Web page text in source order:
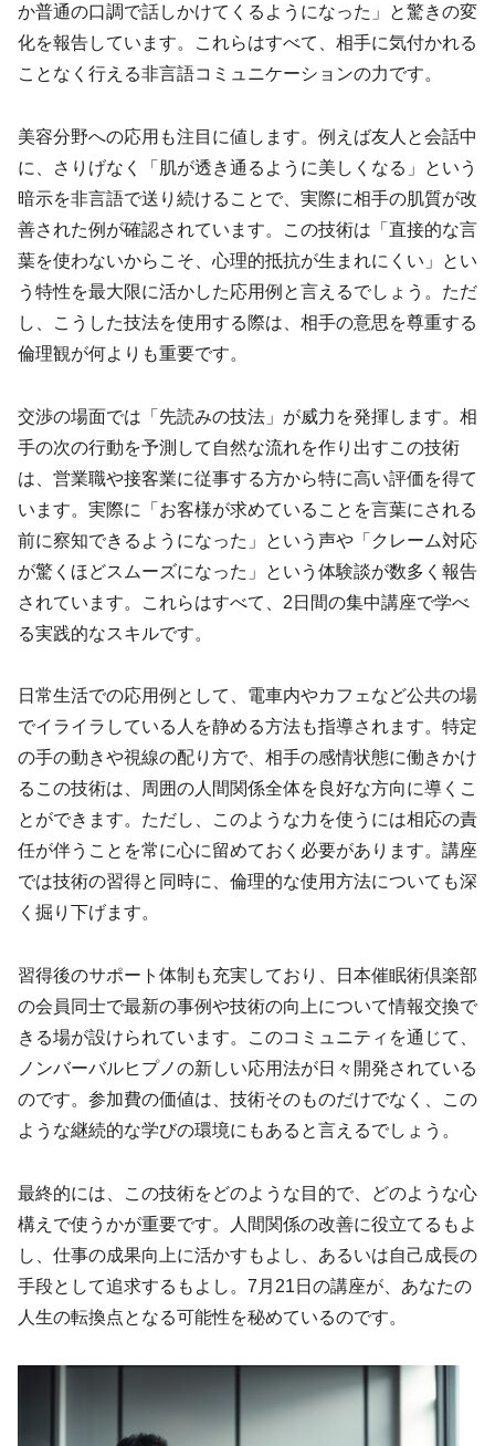
か普通の口調で話しかけてくるようになった」と驚きの変
化を報告しています。これらはすべて、相手に気付かれる
ことなく行える非言語コミュニケーションの力です。
美容分野への応用も注目に値します。例えば友人と会話中
に、さりげなく「肌が透き通るように美しくなる」という
暗示を非言語で送り続けることで、実際に相手の肌質が改
善された例が確認されています。この技術は「直接的な言
葉を使わないからこそ、心理的抵抗が生まれにくい」とい
う特性を最大限に活かした応用例と言えるでしょう。ただ
し、こうした技法を使用する際は、相手の意思を尊重する
倫理観が何よりも重要です。
交渉の場面では「先読みの技法」が威力を発揮します。相
手の次の行動を予測して自然な流れを作り出すこの技術
は、営業職や接客業に従事する方から特に高い評価を得て
います。実際に「お客様が求めていることを言葉にされる
前に察知できるようになった」という声や「クレーム対応
が驚くほどスムーズになった」という体験談が数多く報告
されています。これらはすべて、2日間の集中講座で学べ
る実践的なスキルです。
日常生活での応用例として、電車内やカフェなど公共の場
でイライラしている人を静める方法も指導されます。特定
の手の動きや視線の配り方で、相手の感情状態に働きかけ
るこの技術は、周囲の人間関係全体を良好な方向に導くこ
とができます。ただし、このような力を使うには相応の責
任が伴うことを常に心に留めておく必要があります。講座
では技術の習得と同時に、倫理的な使用方法についても深
く掘り下げます。
習得後のサポート体制も充実しており、日本催眠術倶楽部
の会員同士で最新の事例や技術の向上について情報交換で
きる場が設けられています。このコミュニティを通じて、
ノンバーバルヒプノの新しい応用法が日々開発されている
のです。参加費の価値は、技術そのものだけでなく、この
ような継続的な学びの環境にもあると言えるでしょう。
最終的には、この技術をどのような目的で、どのような心
構えで使うかが重要です。人間関係の改善に役立てるもよ
し、仕事の成果向上に活かすもよし、あるいは自己成長の
手段として追求するもよし。7月21日の講座が、あなたの
人生の転換点となる可能性を秘めているのです。